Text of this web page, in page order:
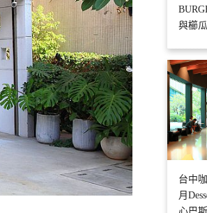
與櫛
台中
月